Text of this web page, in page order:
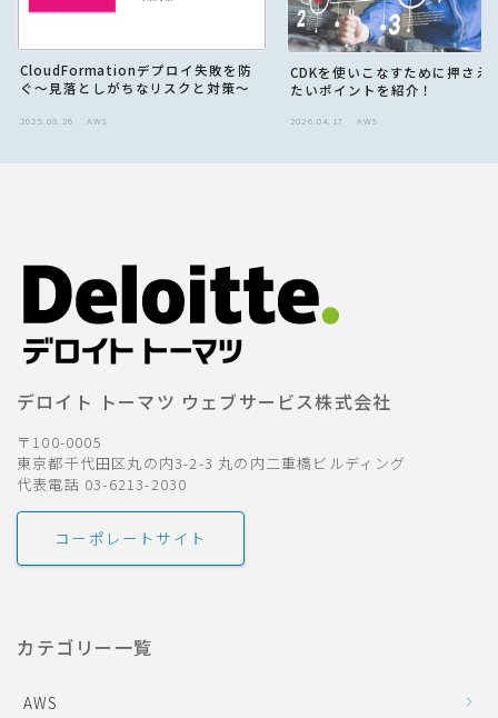
CloudFormationデプロイ失敗を防
ぐ〜見落としがちなリスクと対策〜
2025.08.26 AWS
CDKを使いこなすために押さえ
たいポイントを紹介！
2026.04.17 AWS
デロイト トーマツ ウェブサービス株式会社
〒100-0005
東京都千代田区丸の内3-2-3 丸の内二重橋ビルディング
代表電話 03-6213-2030
コーポレートサイト
カテゴリー一覧
AWS